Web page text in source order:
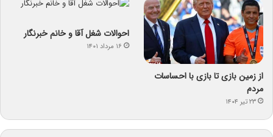
از زمین بازی تا بازی با احساسات
مردم
۲۳ تیر ۱۴۰۴
احوالات شغل آقا و خانم خبرنگار
۱۶ مرداد ۱۴۰۱